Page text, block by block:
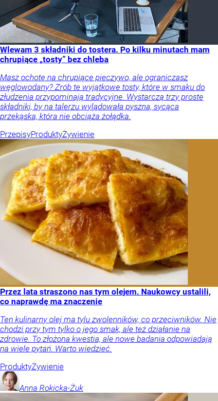
Wlewam 3 składniki do tostera. Po kilku minutach mam
chrupiące „tosty” bez chleba
Masz ochotę na chrupiące pieczywo, ale ograniczasz
węglowodany? Zrób te wyjątkowe tosty, które w smaku do
złudzenia przypominają tradycyjne. Wystarczą trzy proste
składniki, by na talerzu wylądowała pyszna, sycąca
przekąska, która nie obciąża żołądka.
PrzepisyProduktyŻywienie
Przez lata straszono nas tym olejem. Naukowcy ustalili,
co naprawdę ma znaczenie
Ten kulinarny olej ma tylu zwolenników, co przeciwników. Nie
chodzi przy tym tylko o jego smak, ale też działanie na
zdrowie. To złożona kwestia, ale nowe badania odpowiadają
na wiele pytań. Warto wiedzieć.
ProduktyŻywienie
Anna Rokicka-Żuk